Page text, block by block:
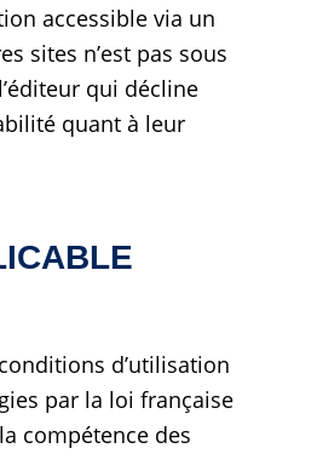
accessible via un
sites n’est pas sous
qui décline
quant à leur
d’utilisation
par la loi française
compétence des